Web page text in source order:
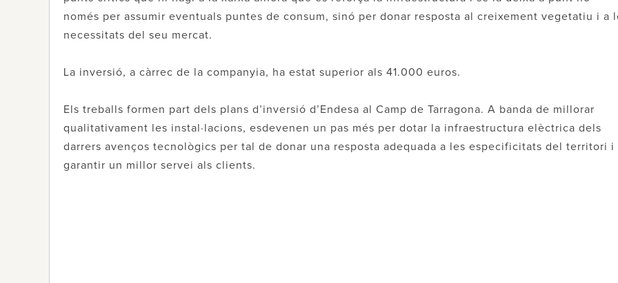
només per assumir eventuals puntes de consum, sinó per donar resposta al creixement vegetatiu i a
necessitats del seu mercat.
La inversió, a càrrec de la companyia, ha estat superior als 41.000 euros.
Els treballs formen part dels plans d’inversió d’Endesa al Camp de Tarragona. A banda de millorar
qualitativament les instal·lacions, esdevenen un pas més per dotar la infraestructura elèctrica dels
darrers avenços tecnològics per tal de donar una resposta adequada a les especificitats del territori i
garantir un millor servei als clients.